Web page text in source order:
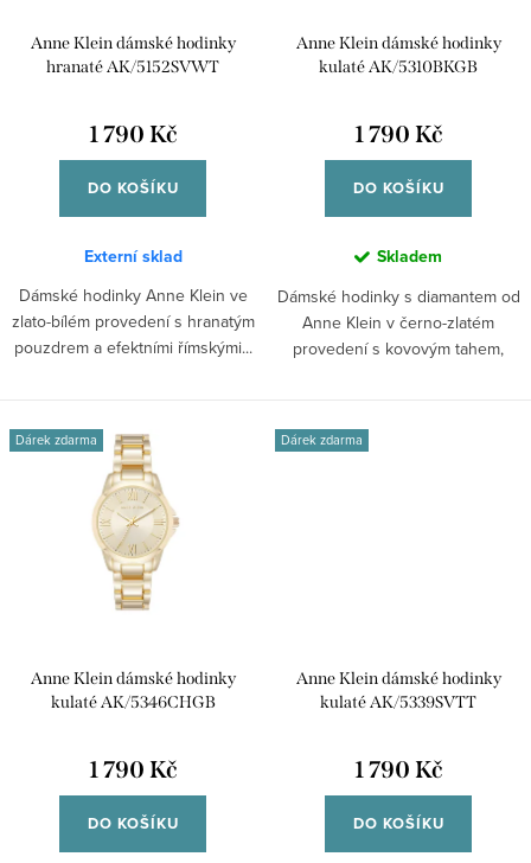
Anne Klein dámské hodinky
hranaté AK/5152SVWT
1 790 Kč
DO KOŠÍKU
Externí sklad
Dámské hodinky Anne Klein ve
zlato-bílém provedení s hranatým
pouzdrem a efektními římskými...
Anne Klein dámské hodinky
kulaté AK/5310BKGB
1 790 Kč
DO KOŠÍKU
Skladem
Dámské hodinky s diamantem od
Anne Klein v černo-zlatém
provedení s kovovým tahem,
Dárek zdarma
Anne Klein dámské hodinky
kulaté AK/5346CHGB
1 790 Kč
DO KOŠÍKU
Dárek zdarma
Anne Klein dámské hodinky
kulaté AK/5339SVTT
1 790 Kč
DO KOŠÍKU